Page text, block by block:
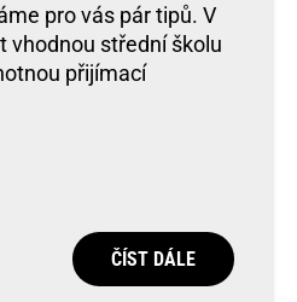
pro vás pár tipů. V
vhodnou střední školu
přijímací
ČÍST DÁLE